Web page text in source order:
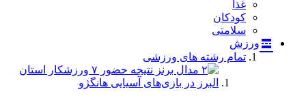
غذا
کودکان
سلامتی
ورزش
تمام رشته های ورزشی